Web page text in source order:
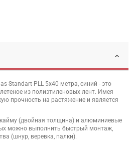
Standart PLL 5х40 метра, синий - это
из полиэтиленовых лент. Имея
прочность на растяжение и является
(двойная толщина) и алюминиевые
можно выполнить быстрый монтаж,
(шнур, веревка, палки).